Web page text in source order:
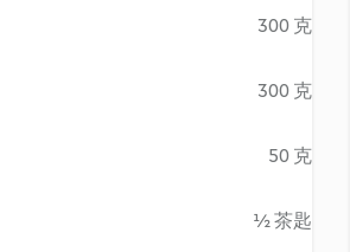
300 克
300 克
50 克
½ 茶匙